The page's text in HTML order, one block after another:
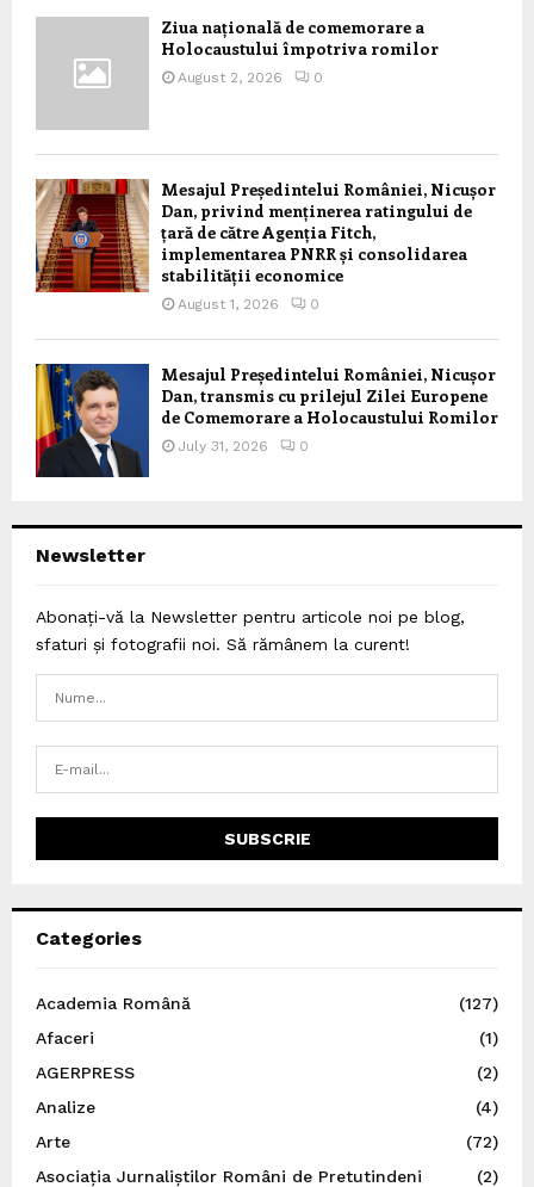
Ziua națională de comemorare a
Holocaustului împotriva romilor
August 2, 2026 0
Mesajul Președintelui României, Nicușor
Dan, privind menținerea ratingului de
țară de către Agenția Fitch,
implementarea PNRR și consolidarea
stabilității economice
August 1, 2026 0
Mesajul Președintelui României, Nicușor
Dan, transmis cu prilejul Zilei Europene
de Comemorare a Holocaustului Romilor
July 31, 2026 0
Newsletter
Abonați-vă la Newsletter pentru articole noi pe blog,
sfaturi și fotografii noi. Să rămânem la curent!
Categories
Academia Română
(127)
Afaceri
(1)
AGERPRESS
(2)
Analize
(4)
Arte
(72)
Asociația Jurnaliștilor Români de Pretutindeni
(2)